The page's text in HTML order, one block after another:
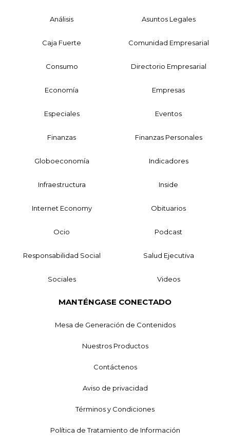
Análisis Asuntos Legales
Caja Fuerte Comunidad Empresarial
Consumo Directorio Empresarial
Economía Empresas
Especiales Eventos
Finanzas Finanzas Personales
Globoeconomía Indicadores
Infraestructura Inside
Internet Economy Obituarios
Ocio Podcast
Responsabilidad Social Salud Ejecutiva
Sociales Videos
MANTÉNGASE CONECTADO
Mesa de Generación de Contenidos
Nuestros Productos
Contáctenos
Aviso de privacidad
Términos y Condiciones
Política de Tratamiento de Información